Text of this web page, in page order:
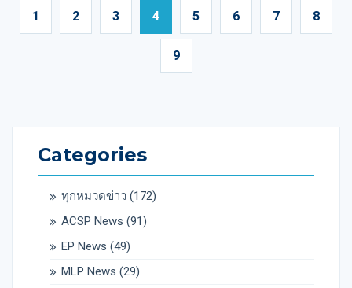
1 2 3 4 5 6 7 8
9
Categories
ทุกหมวดข่าว (172)
ACSP News (91)
EP News (49)
MLP News (29)